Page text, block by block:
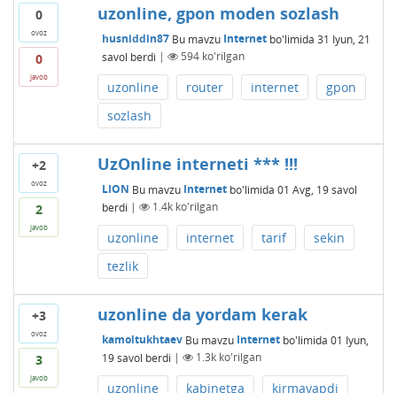
0
ovoz
0
javob
uzonline, gpon moden sozlash
husniddin87 Bu mavzu Internetbo'limida 31 Iyun, 21
savol berdi | 594ko'rilgan
uzonline router internet
gpon
sozlash
+2
ovoz
2
javob
UzOnline interneti *** !!!
LION Bu mavzu Internetbo'limida 01 Avg, 19 savol
berdi | 1.4kko'rilgan
uzonline internet tarif
sekin
tezlik
+3
ovoz
3
javob
uzonline da yordam kerak
kamoltukhtaev Bu mavzu Internetbo'limida 01 Iyun,
19 savol berdi | 1.3kko'rilgan
uzonline kabinetga kirmayapdi